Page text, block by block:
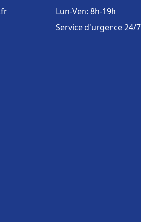
Lun-Ven: 8h-19h
Service d'urgence 24/7